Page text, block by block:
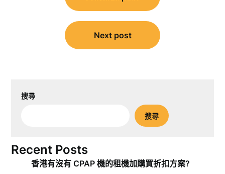
Next post
搜尋
搜尋
Recent Posts
香港有沒有 CPAP 機的租機加購買折扣方案?